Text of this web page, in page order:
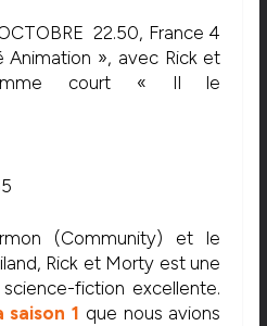
22.50, France 4
Animation », avec Rick et
court « Il le
(Community) et le
Rick et Morty est une
fiction excellente.
1 que nous avions